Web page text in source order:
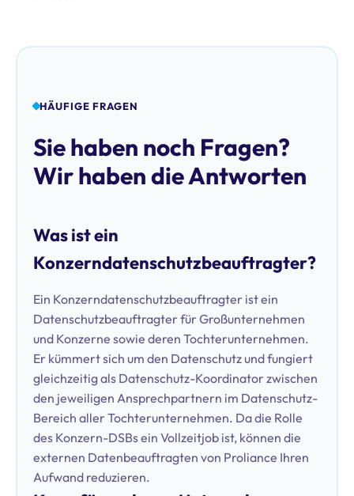
HÄUFIGE FRAGEN
Sie haben noch Fragen?
Wir haben die Antworten
Was ist ein
Konzerndatenschutzbeauftragter?
Ein Konzerndatenschutzbeauftragter ist ein
Datenschutzbeauftragter für Großunternehmen
und Konzerne sowie deren Tochterunternehmen.
Er kümmert sich um den Datenschutz und fungiert
gleichzeitig als Datenschutz-Koordinator zwischen
den jeweiligen Ansprechpartnern im Datenschutz-
Bereich aller Tochterunternehmen. Da die Rolle
des Konzern-DSBs ein Vollzeitjob ist, können die
externen Datenbeauftragten von Proliance Ihren
Aufwand reduzieren.